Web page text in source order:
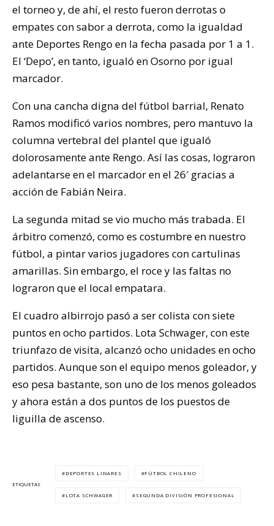
el torneo y, de ahí, el resto fueron derrotas o
empates con sabor a derrota, como la igualdad
ante Deportes Rengo en la fecha pasada por 1 a 1.
El ‘Depo’, en tanto, igualó en Osorno por igual
marcador.
Con una cancha digna del fútbol barrial, Renato
Ramos modificó varios nombres, pero mantuvo la
columna vertebral del plantel que igualó
dolorosamente ante Rengo. Así las cosas, lograron
adelantarse en el marcador en el 26′ gracias a
acción de Fabián Neira.
La segunda mitad se vio mucho más trabada. El
árbitro comenzó, como es costumbre en nuestro
fútbol, a pintar varios jugadores con cartulinas
amarillas. Sin embargo, el roce y las faltas no
lograron que el local empatara.
El cuadro albirrojo pasó a ser colista con siete
puntos en ocho partidos. Lota Schwager, con este
triunfazo de visita, alcanzó ocho unidades en ocho
partidos. Aunque son el equipo menos goleador, y
eso pesa bastante, son uno de los menos goleados
y ahora están a dos puntos de los puestos de
liguilla de ascenso.
ETIQUETAS
DEPORTES LINARES FÚTBOL CHILENO
LOTA SCHWAGER SEGUNDA DIVISIÓN PROFESIONAL